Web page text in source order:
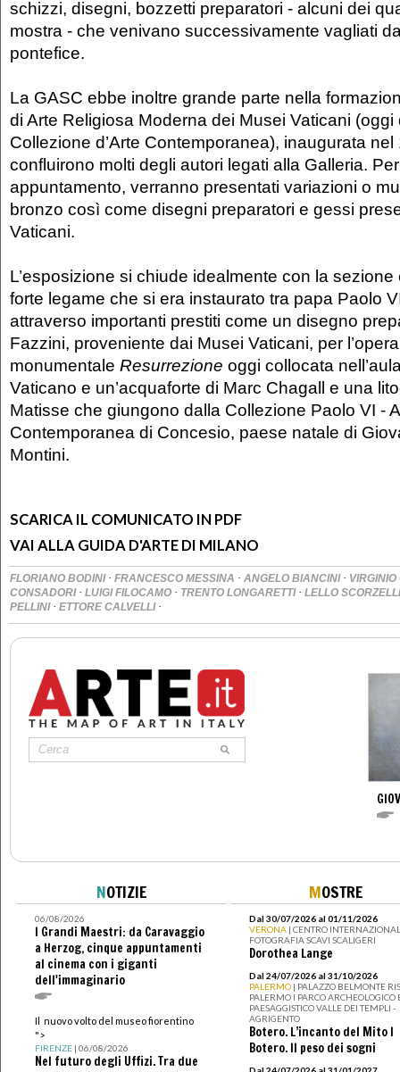
schizzi, disegni, bozzetti preparatori - alcuni dei
mostra - che venivano successivamente vagliati
pontefice.
La GASC ebbe inoltre grande parte nella
di Arte Religiosa Moderna dei Musei Vaticani
Collezione d’Arte Contemporanea), inaugurata
confluirono molti degli autori legati alla Galleria.
appuntamento, verranno presentati variazioni o
bronzo così come disegni preparatori e gessi
Vaticani.
L’esposizione si chiude idealmente con la
forte legame che si era instaurato tra papa Paolo
attraverso importanti prestiti come un disegno
Fazzini, proveniente dai Musei Vaticani, per l’opera
monumentale Resurrezione oggi collocata
Vaticano e un’acquaforte di Marc Chagall e una
Matisse che giungono dalla Collezione Paolo VI -
Contemporanea di Concesio, paese natale di
Montini.
SCARICA IL COMUNICATO IN PDF
VAI ALLA GUIDA D'ARTE DI MILANO
FLORIANO BODINI · FRANCESCO MESSINA · ANGELO BIANCINI ·
CONSADORI · LUIGI FILOCAMO · TRENTO LONGARETTI · LELLO
PELLINI · ETTORE CALVELLI ·
NOTIZIE
06/08/2026
I Grandi Maestri: da Caravaggio
a Herzog, cinque appuntamenti
al cinema con i giganti
dell'immaginario
Il nuovo volto del museo fiorentino
">
FIRENZE| 06/08/2026
Nel futuro degli Uffizi. Tra due
MOSTRE
Dal 30/07/2026 al 01/11/2026
VERONA | CENTRO
FOTOGRAFIA SCAVI SCALIGERI
Dorothea Lange
Dal 24/07/2026 al 31/10/2026
PALERMO | PALAZZO BELMONTE
PALERMO I PARCO ARCHEOLOGICO
PAESAGGISTICO VALLE DEI TEMPLI -
AGRIGENTO
Botero. L’incanto del Mito I
Botero. Il peso dei sogni